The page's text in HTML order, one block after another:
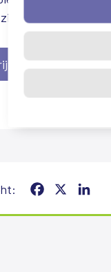
onder andere
voor de
Facebook
X LinkedIn